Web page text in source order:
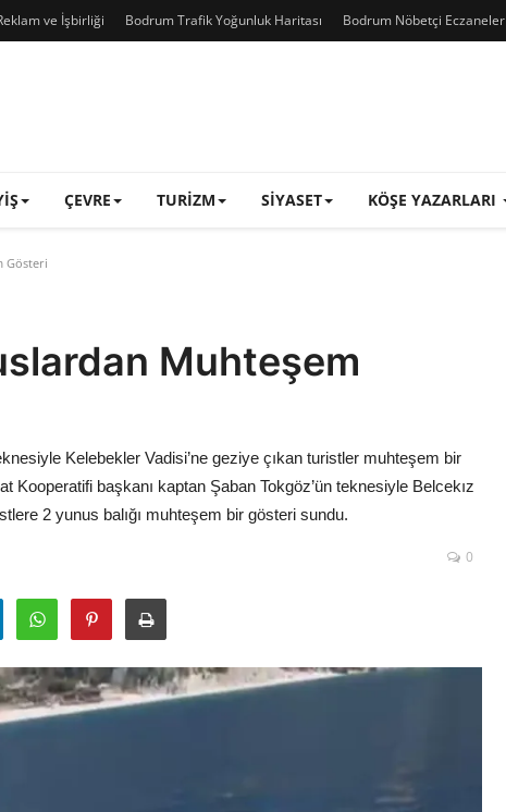
ve İşbirliği Bodrum Trafik Yoğunluk Haritası Bodrum Nöbetçi Eczaneler
ÇEVRE TURIZM SIYASET KÖŞE YAZARLARI
Gösteri
Muhteşem
Kelebekler Vadisi’ne geziye çıkan turistler muhteşem bir
Kooperatifi başkanı kaptan Şaban Tokgöz’ün teknesiyle Belcekız
2 yunus balığı muhteşem bir gösteri sundu.
0